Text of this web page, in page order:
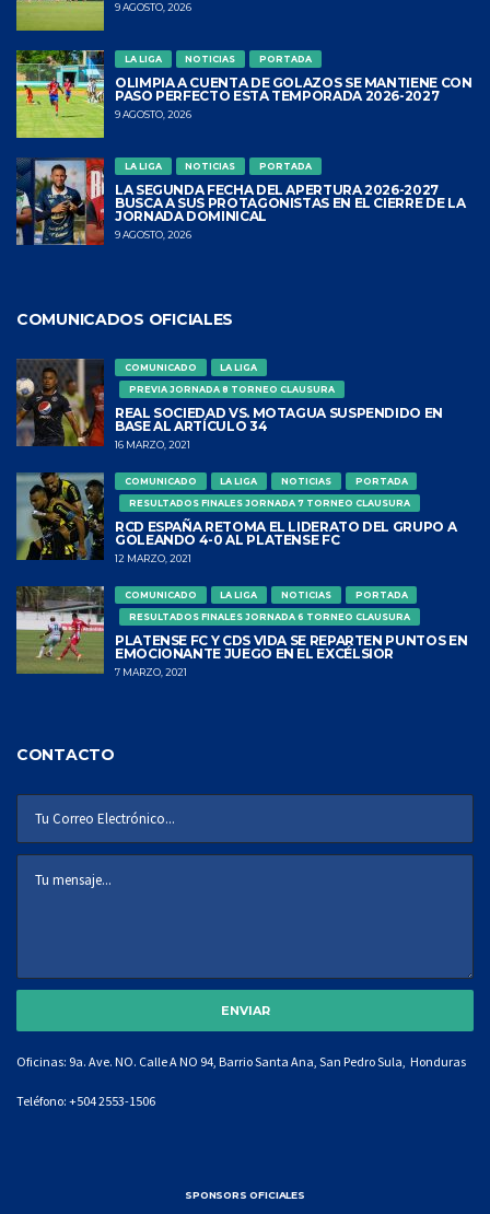
9 AGOSTO, 2026
LA LIGA NOTICIAS PORTADA
OLIMPIA A CUENTA DE GOLAZOS SE MANTIENE CON
PASO PERFECTO ESTA TEMPORADA 2026-2027
9 AGOSTO, 2026
LA LIGA NOTICIAS PORTADA
LA SEGUNDA FECHA DEL APERTURA 2026-2027
BUSCA A SUS PROTAGONISTAS EN EL CIERRE DE LA
JORNADA DOMINICAL
9 AGOSTO, 2026
COMUNICADOS OFICIALES
COMUNICADO
LA LIGA
PREVIA JORNADA 8 TORNEO CLAUSURA
REAL SOCIEDAD VS. MOTAGUA SUSPENDIDO EN
BASE AL ARTÍCULO 34
16 MARZO, 2021
COMUNICADO LA LIGA NOTICIAS
PORTADA
RESULTADOS FINALES JORNADA 7 TORNEO CLAUSURA
RCD ESPAÑA RETOMA EL LIDERATO DEL GRUPO A
GOLEANDO 4-0 AL PLATENSE FC
12 MARZO, 2021
COMUNICADO LA LIGA NOTICIAS
PORTADA
RESULTADOS FINALES JORNADA 6 TORNEO CLAUSURA
PLATENSE FC Y CDS VIDA SE REPARTEN PUNTOS EN
EMOCIONANTE JUEGO EN EL EXCÉLSIOR
7 MARZO, 2021
CONTACTO
Oficinas: 9a. Ave. NO. Calle A NO 94, Barrio Santa Ana, San Pedro Sula, Honduras
Teléfono: +504 2553-1506
SPONSORS OFICIALES